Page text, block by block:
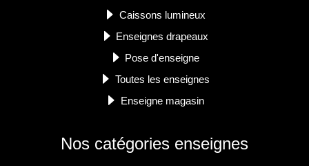
Caissons lumineux
Enseignes drapeaux
Pose d'enseigne
Toutes les enseignes
Enseigne magasin
Nos catégories enseignes